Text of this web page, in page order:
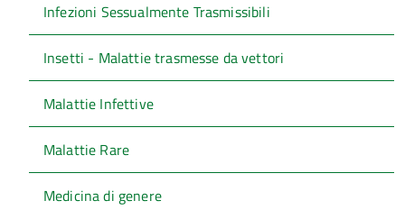
Infezioni Sessualmente Trasmissibili
Insetti - Malattie trasmesse da vettori
Malattie Infettive
Malattie Rare
Medicina di genere